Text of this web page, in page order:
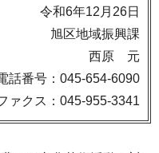
令和6年12月26日
旭区地域振興課
西原 元
話番号：045-654-6090
ァクス：045-955-3341